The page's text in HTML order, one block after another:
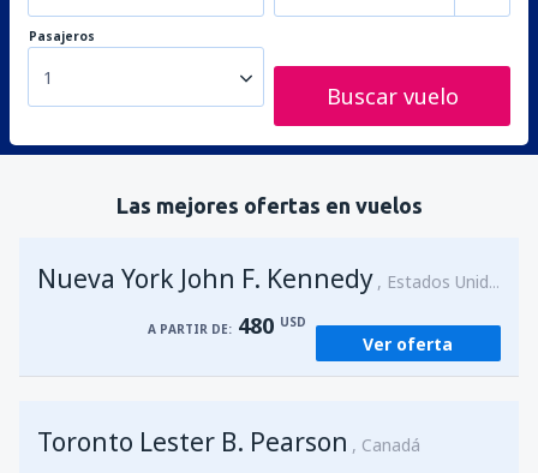
Pasajeros
1
Buscar vuelo
Las mejores ofertas en vuelos
Nueva York John F. Kennedy Estados Unidos
A PARTIR DE: 480 USD
Ver oferta
Toronto Lester B. Pearson Canadá